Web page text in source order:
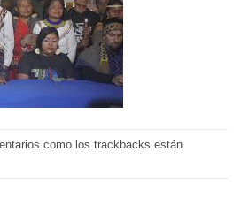
como los trackbacks están